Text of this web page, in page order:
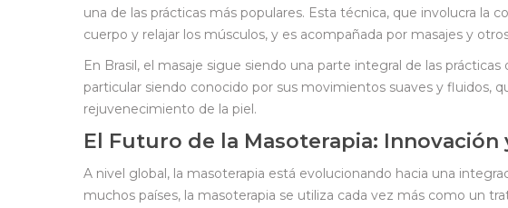
una de las prácticas más populares. Esta técnica, que involucra la
cuerpo y relajar los músculos, y es acompañada por masajes y
En Brasil, el masaje sigue siendo una parte integral de las prácticas
particular siendo conocido por sus movimientos suaves y fluidos,
rejuvenecimiento de la piel.
El Futuro de la Masoterapia: Innovación
A nivel global, la masoterapia está evolucionando hacia una
muchos países, la masoterapia se utiliza cada vez más como un